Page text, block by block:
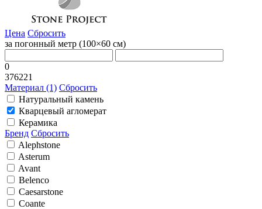
Цена Сбросить
за погонный метр (100×60 cм)
0
376221
Материал (1) Сбросить
Натуральный камень
Кварцевый агломерат
Керамика
Бренд Сбросить
Alephstone
Asterum
Avant
Belenco
Caesarstone
Coante